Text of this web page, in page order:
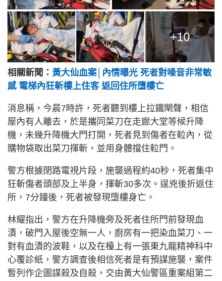
+10
相關新聞： 黃大仙血案│內情曝光 死者對噪音非常敏
感 電梯內狂斬樓上住客 返回住所墮樓亡
消息稱，今晨7時許，死者聽到樓上拉鐵閘聲，相信
屋內有人離去，於是攜同菜刀在走廊大堂等候升降
機，未幾升降機大門打開，死者見到傷者在𨋢內，從
購物袋取出菜刀揮斬，並用身體擋住𨋢門。
警方根據閉路電視片段，施襲過程約40秒，死者集中
狂斬傷者頭部及上半身，揮斬30多次。逞兇後折返住
所，7分鐘後，死者被發現墮樓身亡。
林耀指出，警方在升降機旁及死者住所門前發現血
漬，破門入屋後空無一人，廚房有一把染血菜刀、一
對有血漬的波鞋，以及在檯上有一張東九龍精神科中
心覆診紙，警方調查後相信死者是有預謀施襲，案件
暫列作企圖謀殺及自殺，交由黃大仙警區重案組第二